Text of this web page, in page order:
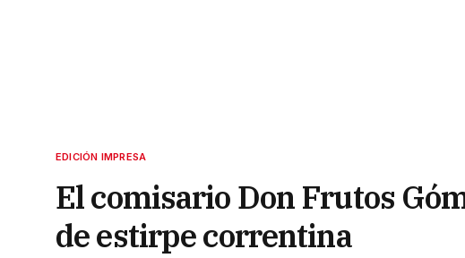
EDICIÓN IMPRESA
El comisario Don Frutos
de estirpe correntina